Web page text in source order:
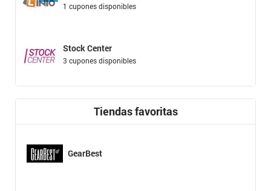
1 cupones disponibles
Stock Center
3 cupones disponibles
Tiendas favoritas
GearBest